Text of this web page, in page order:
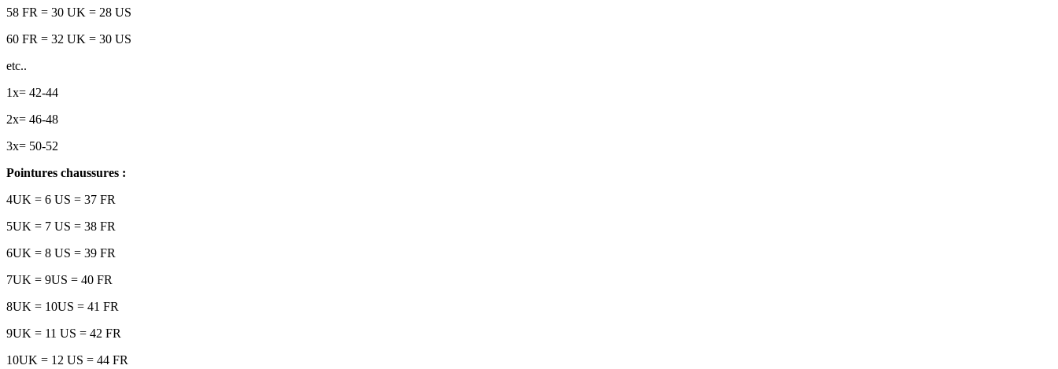
58 FR = 30 UK = 28 US
60 FR = 32 UK = 30 US
etc..
1x= 42-44
2x= 46-48
3x= 50-52
Pointures chaussures :
4UK = 6 US = 37 FR
5UK = 7 US = 38 FR
6UK = 8 US = 39 FR
7UK = 9US = 40 FR
8UK = 10US = 41 FR
9UK = 11 US = 42 FR
10UK = 12 US = 44 FR